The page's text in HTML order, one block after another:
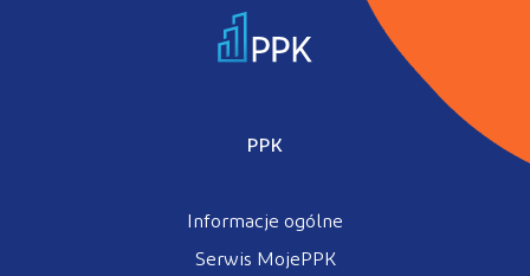
PPK
Informacje ogólne
Serwis MojePPK